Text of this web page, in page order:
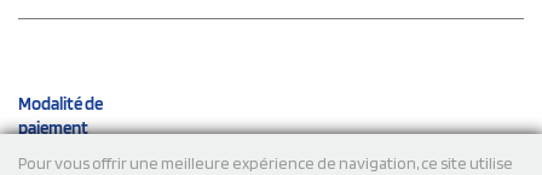
Pour vous offrir une meilleure expérience de navigation, ce site utilise
Modalité de
paiement